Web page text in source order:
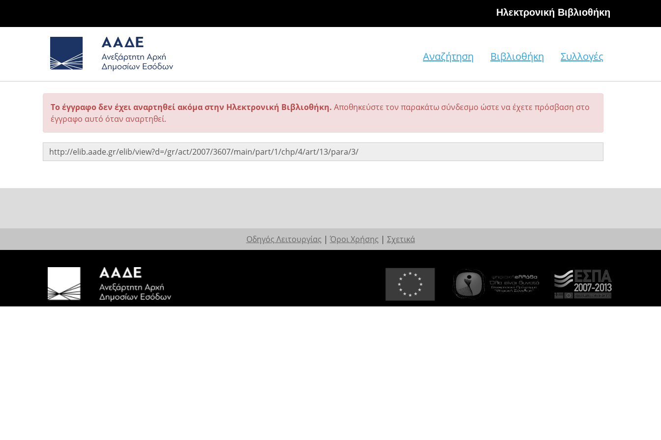
Hλεκτρονική Βιβλιοθήκη
Αναζήτηση Βιβλιοθήκη Συλλογές
Το έγγραφο δεν έχει αναρτηθεί ακόμα στην Ηλεκτρονική Βιβλιοθήκη. Αποθηκεύστε τον παρακάτω σύνδεσμο ώστε να έχετε πρόσβαση στο
έγγραφο αυτό όταν αναρτηθεί.
Οδηγός Λειτουργίας | Όροι Χρήσης | Σχετικά